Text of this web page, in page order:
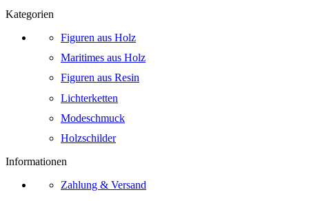
Kategorien
Figuren aus Holz
Maritimes aus Holz
Figuren aus Resin
Lichterketten
Modeschmuck
Holzschilder
Informationen
Zahlung & Versand